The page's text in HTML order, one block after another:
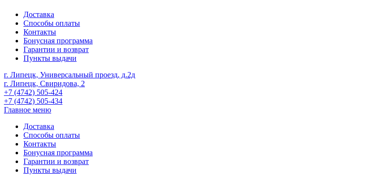
Доставка
Способы оплаты
Контакты
Бонусная программа
Гарантии и возврат
Пункты выдачи
г. Липецк, Универсальный проезд, д.2д
г. Липецк, Свиридова, 2
+7 (4742) 505-424
+7 (4742) 505-434
Главное меню
Доставка
Способы оплаты
Контакты
Бонусная программа
Гарантии и возврат
Пункты выдачи